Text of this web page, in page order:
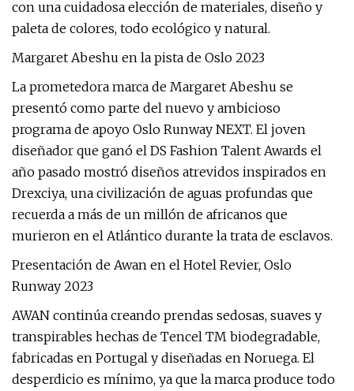
con una cuidadosa elección de materiales, diseño y
paleta de colores, todo ecológico y natural.
Margaret Abeshu en la pista de Oslo 2023
La prometedora marca de Margaret Abeshu se
presentó como parte del nuevo y ambicioso
programa de apoyo Oslo Runway NEXT. El joven
diseñador que ganó el DS Fashion Talent Awards el
año pasado mostró diseños atrevidos inspirados en
Drexciya, una civilización de aguas profundas que
recuerda a más de un millón de africanos que
murieron en el Atlántico durante la trata de esclavos.
Presentación de Awan en el Hotel Revier, Oslo
Runway 2023
AWAN continúa creando prendas sedosas, suaves y
transpirables hechas de Tencel TM biodegradable,
fabricadas en Portugal y diseñadas en Noruega. El
desperdicio es mínimo, ya que la marca produce todo